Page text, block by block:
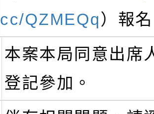
cc/QZMEQq）報
本案本局同意出席
登記參加。